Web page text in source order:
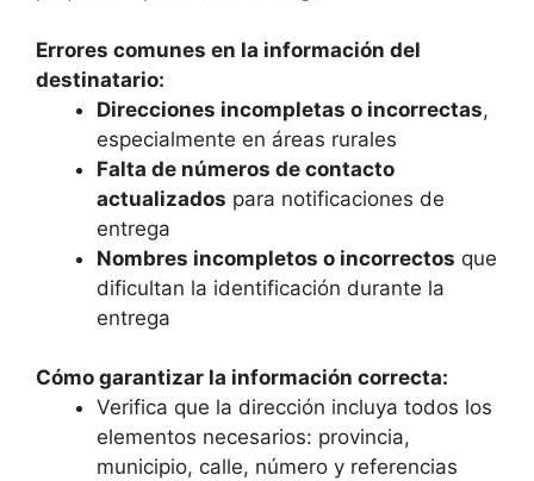
Errores comunes en la información del
destinatario:
Direcciones incompletas o incorrectas,
especialmente en áreas rurales
Falta de números de contacto
actualizados para notificaciones de
entrega
Nombres incompletos o incorrectos que
dificultan la identificación durante la
entrega
Cómo garantizar la información correcta:
Verifica que la dirección incluya todos los
elementos necesarios: provincia,
municipio, calle, número y referencias